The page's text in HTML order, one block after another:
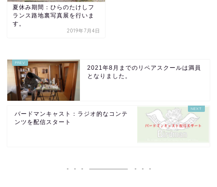
夏休み期間：ひらのたけしフ
ランス路地裏写真展を行いま
す。
2019年7月4日
2021年8月までのリペアスクールは満員
となりました。
バードマンキャスト：ラジオ的なコンテ
ンツを配信スタート